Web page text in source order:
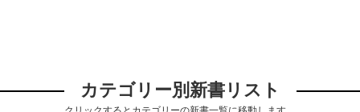
カテゴリー別新書リスト